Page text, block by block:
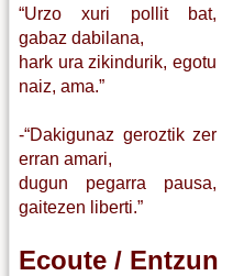
“Urzo xuri pollit bat,
gabaz dabilana,
hark ura zikindurik, egotu
naiz, ama.”
-“Dakigunaz geroztik zer
erran amari,
dugun pegarra pausa,
gaitezen liberti.”
Ecoute / Entzun